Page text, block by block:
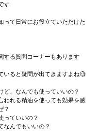
す
って日常にお役立ていただけた
する質問コーナーもあります
いると疑問が出てきますよね🧐
ど、なんでも使っていいの？
われる精油を使っても効果を感
？
っていいの？
なんでもいいの？